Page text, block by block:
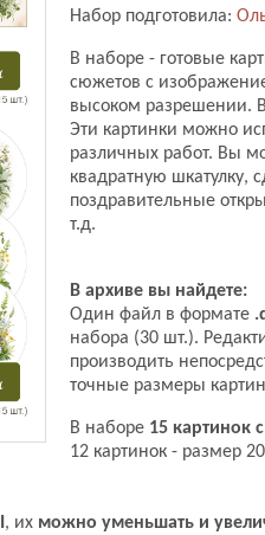
Набор подготовила:
В наборе - готовые
сюжетов с
высоком разрешении.
Эти картинки можно
различных работ. Вы
квадратную шкатулку,
поздравительные
т.д.
В архиве вы найдете:
Один файл в формате
набора (30 шт.).
производить
точные размеры
В наборе 15 картинок
12 картинок - размер
, их можно уменьшать и